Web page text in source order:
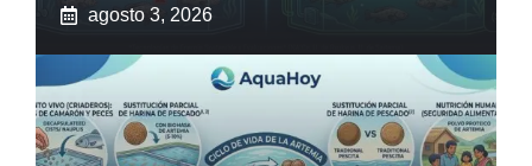
agosto 3, 2026